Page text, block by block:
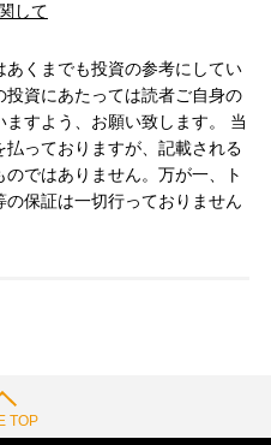
して
くまでも投資の参考にしてい
資にあたっては読者ご自身の
すよう、お願い致します。 当
っておりますが、記載される
ではありません。万が一、ト
保証は一切行っておりません
TOP